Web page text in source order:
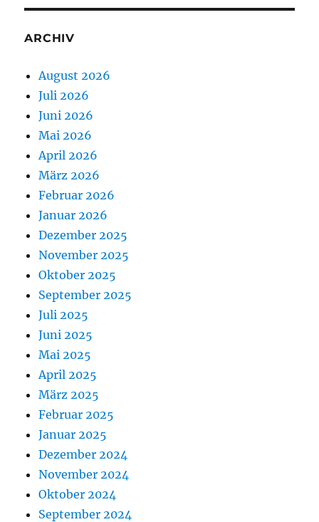
ARCHIV
August 2026
Juli 2026
Juni 2026
Mai 2026
April 2026
März 2026
Februar 2026
Januar 2026
Dezember 2025
November 2025
Oktober 2025
September 2025
Juli 2025
Juni 2025
Mai 2025
April 2025
März 2025
Februar 2025
Januar 2025
Dezember 2024
November 2024
Oktober 2024
September 2024